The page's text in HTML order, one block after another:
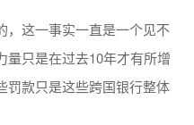
，这一事实一直是一个见不
量只是在过去10年才有所增
罚款只是这些跨国银行整体